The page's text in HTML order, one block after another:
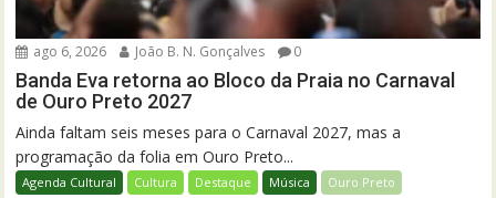
ago 6, 2026 João B. N. Gonçalves 0
Banda Eva retorna ao Bloco da Praia no Carnaval
de Ouro Preto 2027
Ainda faltam seis meses para o Carnaval 2027, mas a
programação da folia em Ouro Preto...
Agenda Cultural Cultura Destaque Música Ouro Preto